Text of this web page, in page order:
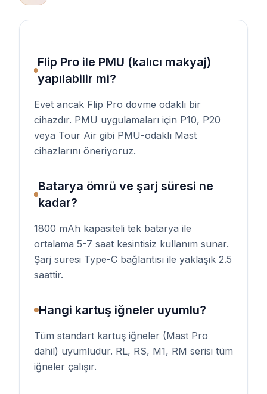
Flip Pro ile PMU (kalıcı makyaj)
yapılabilir mi?
Evet ancak Flip Pro dövme odaklı bir
cihazdır. PMU uygulamaları için P10, P20
veya Tour Air gibi PMU-odaklı Mast
cihazlarını öneriyoruz.
Batarya ömrü ve şarj süresi ne
kadar?
1800 mAh kapasiteli tek batarya ile
ortalama 5-7 saat kesintisiz kullanım sunar.
Şarj süresi Type-C bağlantısı ile yaklaşık 2.5
saattir.
Hangi kartuş iğneler uyumlu?
Tüm standart kartuş iğneler (Mast Pro
dahil) uyumludur. RL, RS, M1, RM serisi tüm
iğneler çalışır.